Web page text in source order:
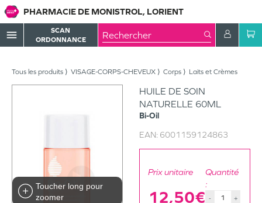
PHARMACIE DE MONISTROL, LORIENT
menu
SCAN
ORDONNANCE
Tous les produits VISAGE-CORPS-CHEVEUX Corps Laits et Crèmes
Toucher long pour
zoomer
HUILE DE SOIN
NATURELLE 60ML
Bi-Oil
EAN: 6001159124863
Prix unitaire
12,50€
Quantité
:
- +